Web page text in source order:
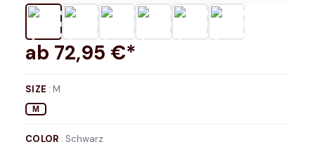
ab 72,95 €*
SIZE : M
M
COLOR : Schwarz